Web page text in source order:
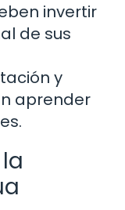
invertir
de sus
y
aprender